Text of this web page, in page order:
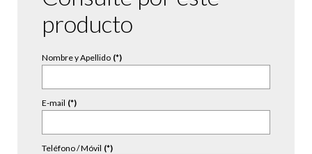
producto
Nombre y Apellido (*)
E-mail (*)
Teléfono / Móvil (*)